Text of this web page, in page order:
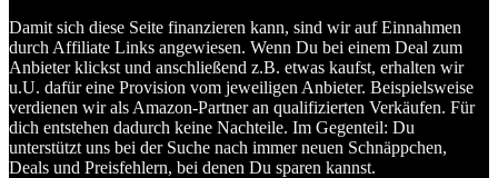
Damit sich diese Seite finanzieren kann, sind wir auf Einnahmen
durch Affiliate Links angewiesen. Wenn Du bei einem Deal zum
Anbieter klickst und anschließend z.B. etwas kaufst, erhalten wir
u.U. dafür eine Provision vom jeweiligen Anbieter. Beispielsweise
verdienen wir als Amazon-Partner an qualifizierten Verkäufen. Für
dich entstehen dadurch keine Nachteile. Im Gegenteil: Du
unterstützt uns bei der Suche nach immer neuen Schnäppchen,
Deals und Preisfehlern, bei denen Du sparen kannst.